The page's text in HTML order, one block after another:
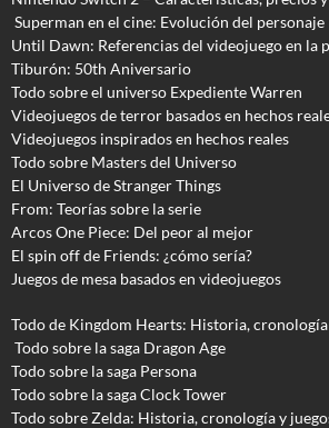
Superman en el cine: Evolución del personaje
Until Dawn: Referencias del videojuego en la
Tiburón: 50th Aniversario
Todo sobre el universo Expediente Warren
Videojuegos de terror basados en hechos
Videojuegos inspirados en hechos reales
Todo sobre Masters del Universo
El Universo de Stranger Things
From: Teorías sobre la serie
Arcos One Piece: Del peor al mejor
El spin off de Friends: ¿cómo sería?
Juegos de mesa basados en videojuegos
Todo de Kingdom Hearts: Historia, cronología
Todo sobre la saga Dragon Age
Todo sobre la saga Persona
Todo sobre la saga Clock Tower
Todo sobre Zelda: Historia, cronología y